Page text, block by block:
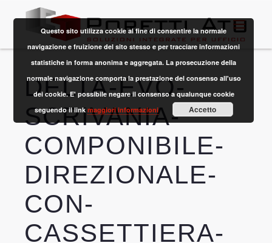
DELTA-EVO-
SCRIVANIA-
COMPONIBILE-
DIREZIONALE-
CON-
CASSETTIERA-
Questo sito utilizza cookie al fine di consentire la normale
navigazione e fruizione del sito stesso e per tracciare informazioni
statistiche in forma anonima e aggregata. La prosecuzione della
normale navigazione comporta la prestazione del consenso all'uso
dei cookie. E' possibile negare il consenso a qualunque cookie
seguendo il linkmaggiori informazioni Accetto